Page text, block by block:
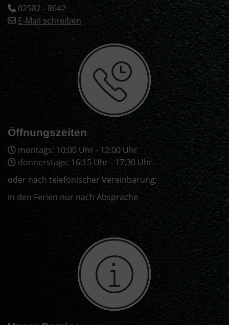
02582 - 8642
E-Mail schreiben
Öffnungszeiten
montags: 10:00 Uhr - 12:00 Uhr
donnerstags: 16:15 Uhr - 17:30 Uhr
oder nach telefonischer Vereinbarung;
in den Ferien nur nach Absprache